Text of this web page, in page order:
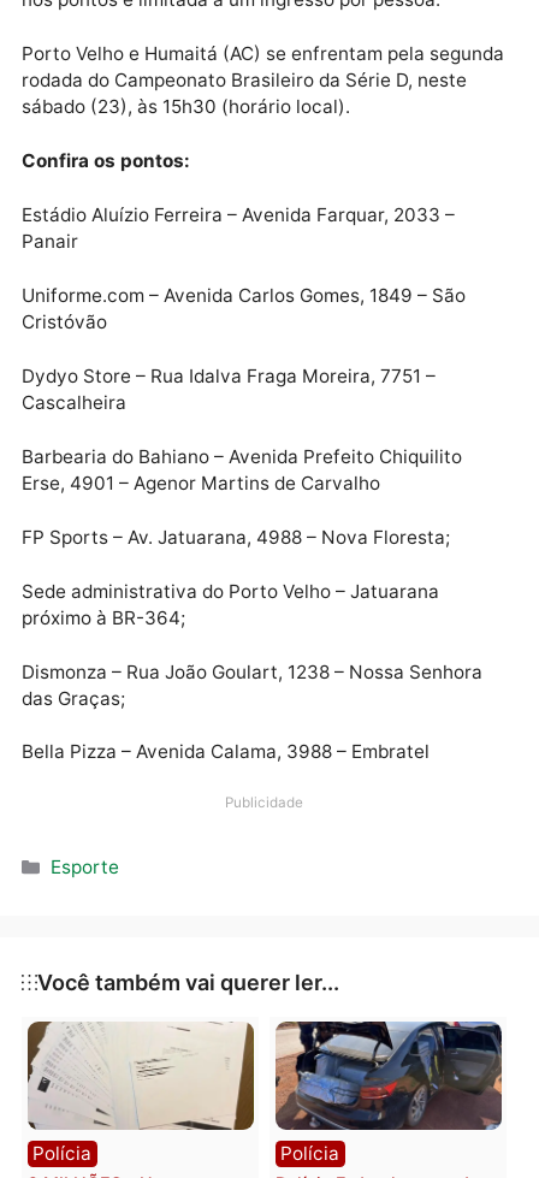
Para entrar no Aluizão, o torcedor terá que retirar
ingresso em um dos pontos disponibilizados pelo
e apresentar no local no horário da partida. A
rodada do Campeonato Brasileiro da Série D, neste
Confira os pontos:
Estádio Aluízio Ferreira – Avenida Farquar, 2033 –
Panair
Uniforme.com – Avenida Carlos Gomes, 1849 – São
Cristóvão
Cascalheira
Erse, 4901 – Agenor Martins de Carvalho
Sede administrativa do Porto Velho – Jatuarana
Dismonza – Rua João Goulart, 1238 – Nossa Senhora
Bella Pizza – Avenida Calama, 3988 – Embratel
Publicidade
Categorias
Esporte